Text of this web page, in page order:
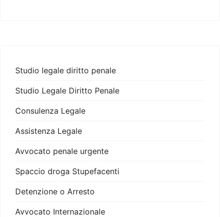
Studio legale diritto penale
Studio Legale Diritto Penale
Consulenza Legale
Assistenza Legale
Avvocato penale urgente
Spaccio droga Stupefacenti
Detenzione o Arresto
Avvocato Internazionale